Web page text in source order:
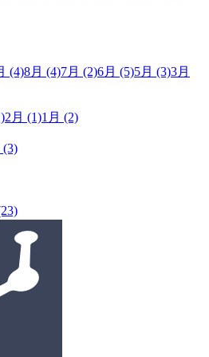
(4)8月 (4)7月 (2)6月 (5)5月 (3)3月
2月 (1)1月 (2)
(3)